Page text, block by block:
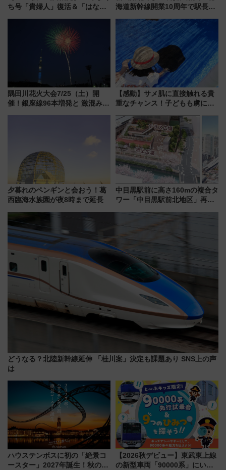
ち号「貴婦人」復活＆「はなあ
注目観光列車まとめ きっぷの取
海道新幹線開業10周年で駅長
ト 参加方法や体験内容を紹介
隅田川花火大会7/25（土）開
催！銀座線96本増発と 激混みの
【感動】サメ肌に直接触れる貴
重なチャンス！子どもも虜にな
メのタッチングプール」【夏休
み限定企画】
夕暮れのペンギンと会おう！葛
西臨海水族園が夜8時まで延長
中目黒駅前に高さ160mの複合タ
ワー「中目黒駅前北地区」再開
どうなる？北陸新幹線延伸 「桂川案」決定も課題あり SNS上の声
は
ハウステンボスに初の「絶景コ
ースター」2027年誕生！秋の
【2026秋デビュー】東武東上線
の新型車両「90000系」にいち